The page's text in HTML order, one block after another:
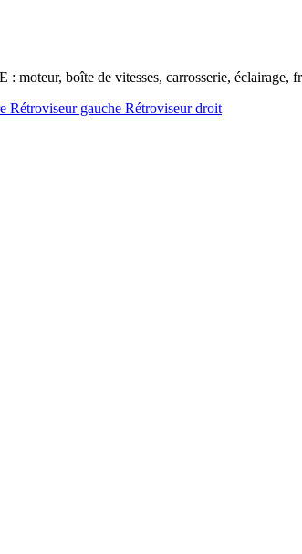
moteur, boîte de vitesses, carrosserie,
Rétroviseur gauche Rétroviseur droit